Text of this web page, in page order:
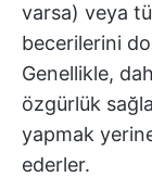
varsa) veya
becerilerini
Genellikle,
özgürlük
yapmak
ederler.